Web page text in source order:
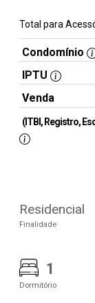
Total para
Condomínio
IPTU
Venda
(ITBI, Registro,
Residencial
Finalidade
1
Dormitório